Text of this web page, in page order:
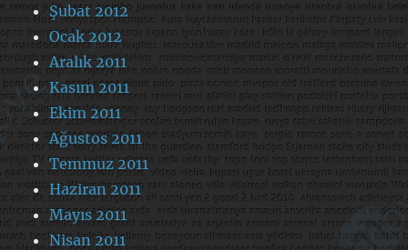
Şubat 2012
Ocak 2012
Aralık 2011
Kasım 2011
Ekim 2011
Ağustos 2011
Temmuz 2011
Haziran 2011
Mayıs 2011
Nisan 2011